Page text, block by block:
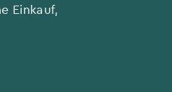
Einkauf,